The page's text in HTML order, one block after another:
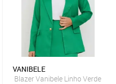
VANIBELE
Blazer Vanibele Linho Verde